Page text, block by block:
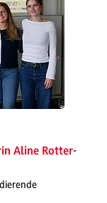
Aline Rotter-